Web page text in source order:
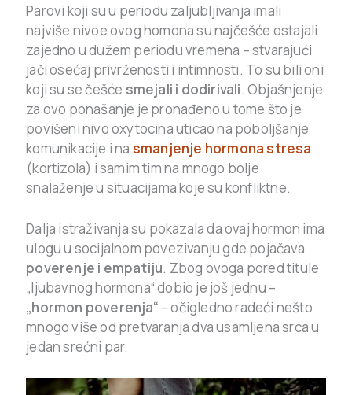
Parovi koji su u periodu zaljubljivanja imali
najviše nivoe ovog homona su najčešće ostajali
zajedno u dužem periodu vremena – stvarajući
jači osećaj privrženosti i intimnosti. To su bili oni
koji su se češće smejali i dodirivali. Objašnjenje
za ovo ponašanje je pronađeno u tome što je
povišeni nivo oxytocina uticao na poboljšanje
komunikacije i na smanjenje hormona stresa
(kortizola) i samim tim na mnogo bolje
snalaženje u situacijama koje su konfliktne.
Dalja istraživanja su pokazala da ovaj hormon ima
ulogu u socijalnom povezivanju gde pojačava
poverenje i empatiju. Zbog ovoga pored titule
„ljubavnog hormona“ dobio je još jednu –
„hormon poverenja“ – očigledno radeći nešto
mnogo više od pretvaranja dva usamljena srca u
jedan srećni par.